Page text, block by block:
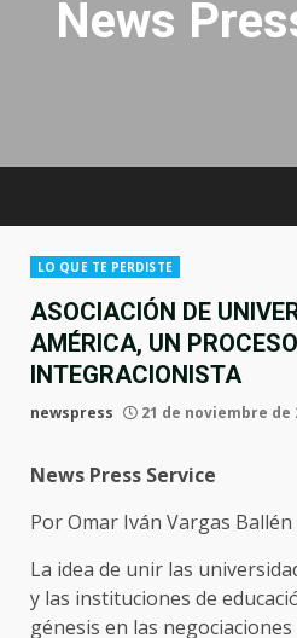
News
LO QUE TE PERDISTE
ASOCIACIÓN DE
AMÉRICA, UN PROCESO
INTEGRACIONISTA
newspress 21 de noviembre de
News Press Service
Por Omar Iván Vargas Ballén
La idea de unir las
y las instituciones de
génesis en las